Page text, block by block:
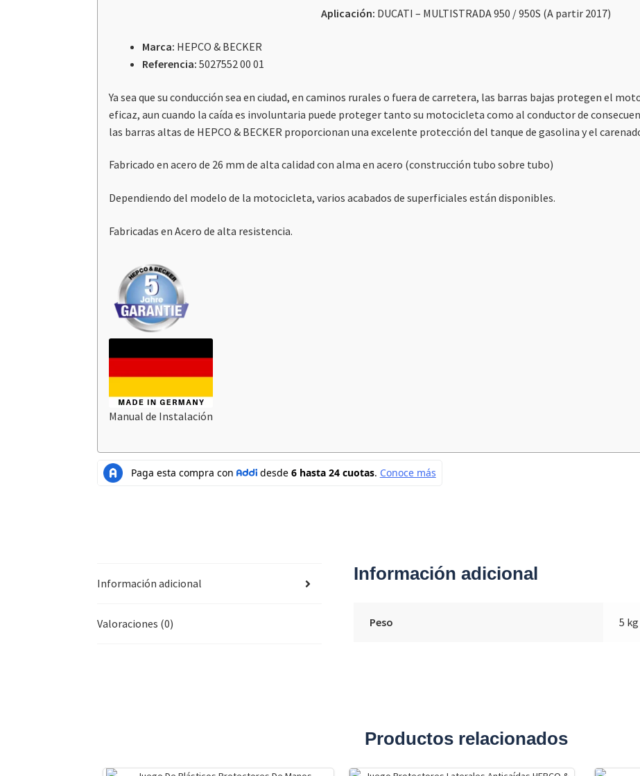
cantidad
Aplicación: DUCATI – MULTISTRADA 950 / 950S (A partir 2017)
Marca: HEPCO & BECKER
Referencia:5027552 00 01
Ya sea que su conducción sea en ciudad, en caminos rurales o fuera de carretera, las barras bajas protegen el
eficaz, aun cuando la caída es involuntaria puede proteger tanto su motocicleta como al conductor de
las barras altas de HEPCO & BECKER proporcionan una excelente protección del tanque de gasolina y el
Fabricado en acero de 26 mm de alta calidad con alma en acero (construcción tubo sobre tubo)
Dependiendo del modelo de la motocicleta, varios acabados de superficiales están disponibles.
Fabricadas en Acero de alta resistencia.
Manual de Instalación
Información adicional
Valoraciones (0)
Información adicional
Peso 5 kg
Productos relacionados